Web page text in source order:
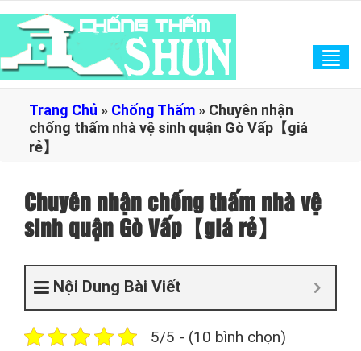
Trang Chủ » Chống Thấm » Chuyên nhận
chống thấm nhà vệ sinh quận Gò Vấp【giá
rẻ】
Chuyên nhận chống thấm nhà vệ
sinh quận Gò Vấp【giá rẻ】
Nội Dung Bài Viết
5/5 - (10 bình chọn)